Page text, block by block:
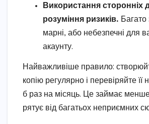
Використання сторонніх
розуміння ризиків.
марні, або небезпечні для
акаунту.
Найважливіше правило:
копію регулярно і перевіряйте її
б раз на місяць. Це займає
рятує від багатьох неприємних